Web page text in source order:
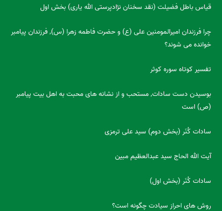
قیاس باطل فضیلت (نقد سخنان نژادپرستی الله یاری) بخش اول
چرا فرزندان امیرالمومنین علی (ع) و حضرت فاطمه زهرا (س), فرزندان پیامبر
خوانده می شوند؟
تفسیر کوتاه سوره کوثر
بوسیدن دست سادات, مستحب و از نشانه های محبت به اهل بیت پیامبر
(ص) است
سادات کُنَر (بخش دوم) سید علی ترمزی
آیت الله الحاج سید عبدالعظیم مبین
سادات کُنَر (بخش اول)
روش های احراز سیادت چگونه است؟